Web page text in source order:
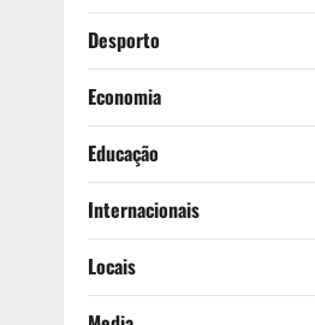
Desporto
Economia
Educação
Internacionais
Locais